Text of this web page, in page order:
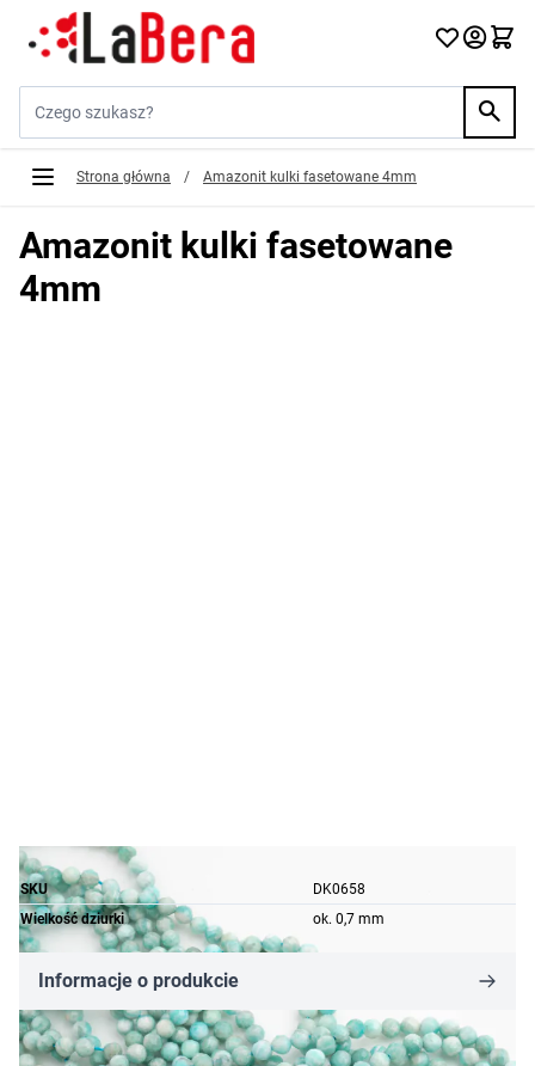
Przejdź do treści
Strona główna / Amazonit kulki fasetowane 4mm
Amazonit kulki fasetowane
4mm
SKU
DK0658
Wielkość dziurki
ok. 0,7 mm
Informacje o produkcie
45,51 zł